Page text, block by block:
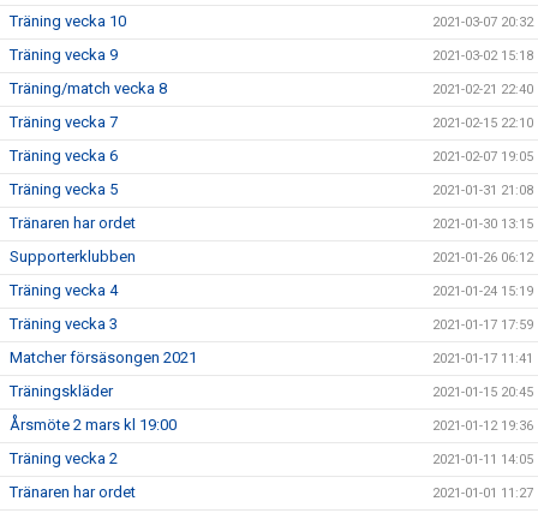
Träning vecka 10 2021-03-07 20:32
Träning vecka 9 2021-03-02 15:18
Träning/match vecka 8 2021-02-21 22:40
Träning vecka 7 2021-02-15 22:10
Träning vecka 6 2021-02-07 19:05
Träning vecka 5 2021-01-31 21:08
Tränaren har ordet 2021-01-30 13:15
Supporterklubben 2021-01-26 06:12
Träning vecka 4 2021-01-24 15:19
Träning vecka 3 2021-01-17 17:59
Matcher försäsongen 2021 2021-01-17 11:41
Träningskläder 2021-01-15 20:45
Årsmöte 2 mars kl 19:00 2021-01-12 19:36
Träning vecka 2 2021-01-11 14:05
Tränaren har ordet 2021-01-01 11:27